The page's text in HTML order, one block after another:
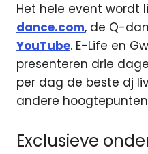
Het hele event wordt
dance.com, de Q-
YouTube. E-Life en
presenteren drie
per dag de beste dj
andere
Exclusieve